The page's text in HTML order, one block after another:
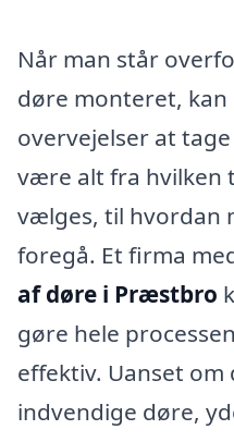
Når man står
døre monteret,
overvejelser at
være alt fra hvilken
vælges, til hvordan
foregå. Et firma
af døre i Præstbro
gøre hele
effektiv. Uanset
indvendige døre,